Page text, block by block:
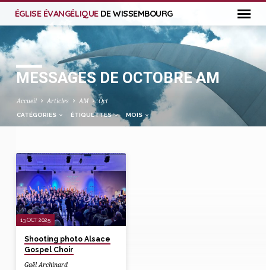
ÉGLISE ÉVANGÉLIQUE DE WISSEMBOURG
MESSAGES DE OCTOBRE AM
Accueil Articles AM Oct
CATÉGORIES ÉTIQUETTES MOIS
MESSAGES
DE
OCTOBRE
AM
13 OCT 2025
Shooting photo Alsace
Gospel Choir
Gaël Archinard